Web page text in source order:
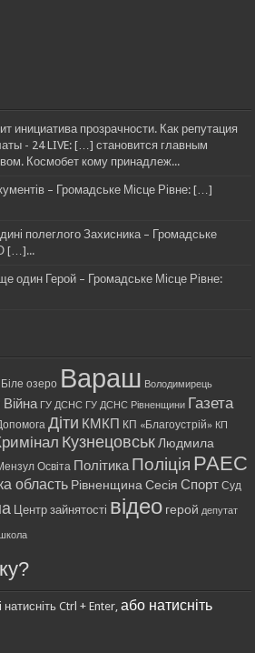
инициатива прозрачности. Как репутация
- 24 LIVE: […] становится главным
Космобет кому принадлеж...
– Громадське Місце Рівне: […]
полеглого Захисника – Громадське
[…]...
один Герой – Громадське Місце Рівне:
Біле озеро Вараш Володимирець
Війна ГУ ДСНС ГУ ДСНС Рівненщини Газета
Діти КМКП КП «Благоустрій» КП
Кузнецовськ Людмила
Освіта ПолітикаПоліція РАЕС
область Рівненщина Сесія Спорт Суд
Центр зайнятості відео герой депутат
натисніть Ctrl + Enter,або натисніть